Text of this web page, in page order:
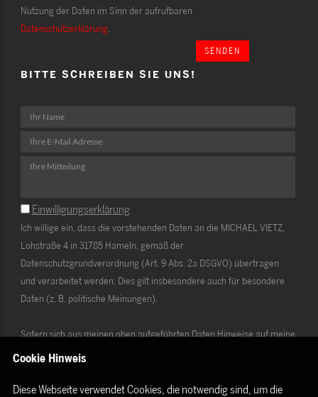
Nutzung der Daten im Sinn der aufrufbaren
Datenschutzerklärung.
SENDEN
BITTE SCHREIBEN SIE UNS!
Einwilligungserklärung
Ich willige ein, dass die vorstehenden Daten an die MICHAEL VIETZ,
Lohstraße 4 in 31785 Hameln, gemäß der
Datenschutzgrundverordnung (Art. 9 Abs. 2a DSGVO) übertragen
und verarbeitet werden. Dies gilt insbesondere auch für besondere
Daten (z. B. politische Meinungen).
Sofern sich aus meinen oben aufgeführten Daten Hinweise auf meine
ethnische Herkunft, Religion, politische Einstellung oder Gesundheit
Cookie Hinweis
Diese Webseite verwendet Cookies, die notwendig sind, um die